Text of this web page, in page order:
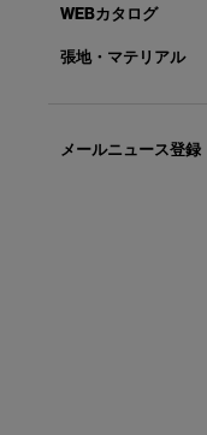
WEBカタログ
張地・マテリアル
メールニュース登録